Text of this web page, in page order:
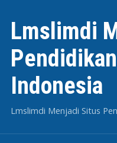
Lmslimdi
Indonesia
Lmslimdi Menjadi Situs